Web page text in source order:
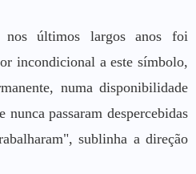
nos últimos largos anos foi
incondicional a este símbolo,
numa disponibilidade
nunca passaram despercebidas
sublinha a direção